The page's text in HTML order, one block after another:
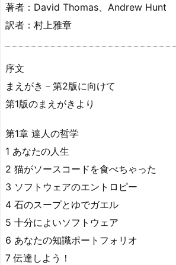
著者：David Thomas、Andrew Hunt
訳者：村上雅章
序文
まえがき－第2版に向けて
第1版のまえがきより
第1章 達人の哲学
1 あなたの人生
2 猫がソースコードを食べちゃった
3 ソフトウェアのエントロピー
4 石のスープとゆでガエル
5 十分によいソフトウェア
6 あなたの知識ポートフォリオ
7 伝達しよう！